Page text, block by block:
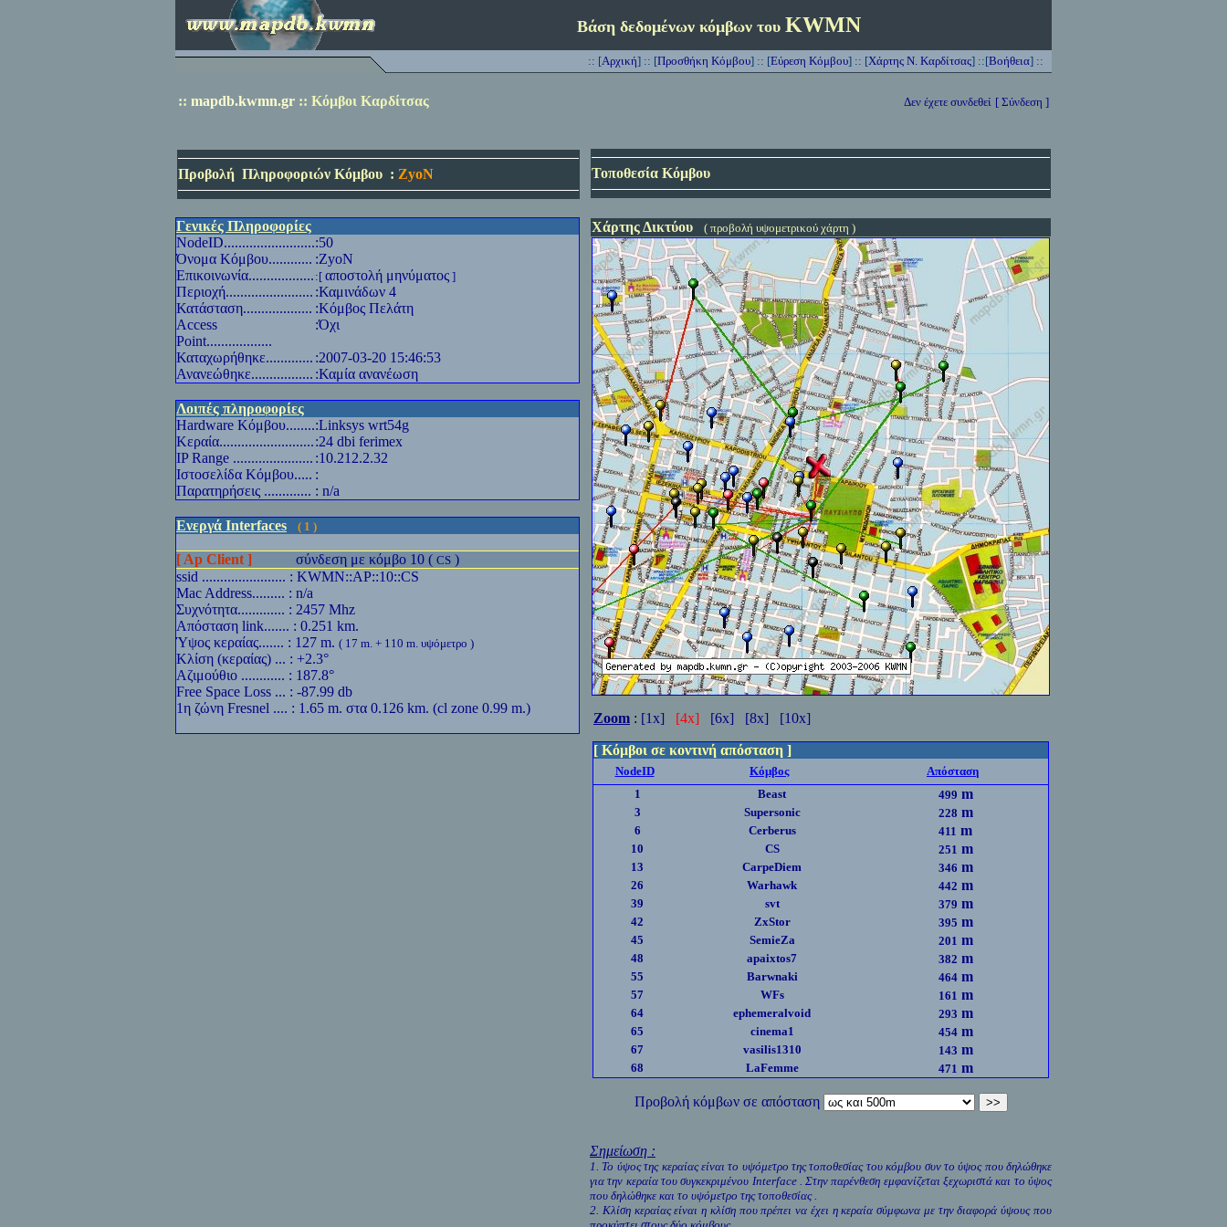
Βάση δεδομένων κόμβων του KWMN
:: [Αρχική] :: [Προσθήκη Κόμβου] :: [Εύρεση Κόμβου] :: [Χάρτης Ν. Καρδίτσας] ::[Βοήθεια] ::
:: mapdb.kwmn.gr :: Κόμβοι Καρδίτσας Δεν έχετε συνδεθεί [ Σύνδεση ]
Προβολή Πληροφοριών Κόμβου : ZyoN
Γενικές Πληροφορίες
NodeID.........................:50
Όνομα Κόμβου............ :ZyoN
Επικοινωνία.................. :[ αποστολή μηνύματος ]
Περιοχή........................ :Καμινάδων 4
Κατάσταση................... :Κόμβος Πελάτη
Access
Point..................
:Όχι
Καταχωρήθηκε............. :2007-03-20 15:46:53
Ανανεώθηκε................. :Καμία ανανέωση
Λοιπές πληροφορίες
Hardware Κόμβου........:Linksys wrt54g
Κεραία..........................:24 dbi ferimex
IP Range ...................... :10.212.2.32
Ιστοσελίδα Κόμβου..... :
Παρατηρήσεις ............. : n/a
Ενεργά Interfaces ( 1 )
[ Ap Client ] σύνδεση με κόμβο 10 ( CS )
ssid ....................... : KWMN::AP::10::CS
Mac Address......... : n/a
Συχνότητα............. : 2457 Mhz
Απόσταση link....... : 0.251 km.
Ύψoς κεραίας....... : 127 m. ( 17 m. + 110 m. υψόμετρο )
Κλίση (κεραίας) ... : +2.3°
Αζιμούθιο ............ : 187.8°
Free Space Loss ... : -87.99 db
1η ζώνη Fresnel .... : 1.65 m. στα 0.126 km. (cl zone 0.99 m.)
Τοποθεσία Κόμβου
Χάρτης Δικτύου ( προβολή υψομετρικού χάρτη )
Zoom : [1x] [4x] [6x] [8x] [10x]
[ Κόμβοι σε κοντινή απόσταση ]
NodeID Κόμβος
Απόσταση
1
Beast 499 m
3 Supersonic 228 m
6 Cerberus 411 m
10 CS 251 m
13 CarpeDiem 346 m
26 Warhawk 442 m
39 svt 379 m
42 ZxStor 395 m
45 SemieZa 201 m
48 apaixtos7 382 m
55 Barwnaki 464m
57 WFs 161 m
64 ephemeralvoid 293 m
65 cinema1 454m
67 vasilis1310 143 m
68 LaFemme 471 m
Προβολή κόμβων σε απόσταση
Σημείωση :
1. Το ύψος της κεραίας είναι το υψόμετρο της τοποθεσίας του κόμβου συν το ύψος που δηλώθηκε
για την κεραία του συγκεκριμένου Interface .Στην παρένθεση εμφανίζεται ξεχωριστά και το ύψος
που δηλώθηκε και το υψόμετρο της τοποθεσίας .
2. Κλίση κεραίας είναι η κλίση που πρέπει να έχει η κεραία σύμφωνα με την διαφορά ύψους που